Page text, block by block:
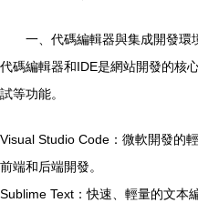
一、代碼編輯器與集成開發環
代碼編輯器和IDE是網站開發的核
試等功能。
Visual Studio Code：微軟開發的
前端和后端開發。
Sublime Text：快速、輕量的文本